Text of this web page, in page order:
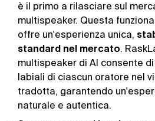
è il primo a rilasciare sul
multispeaker. Questa
offre un'esperienza unica,
standard nel mercato.
multispeaker di AI consente
labiali di ciascun oratore nel
tradotta, garantendo
naturale e autentica.